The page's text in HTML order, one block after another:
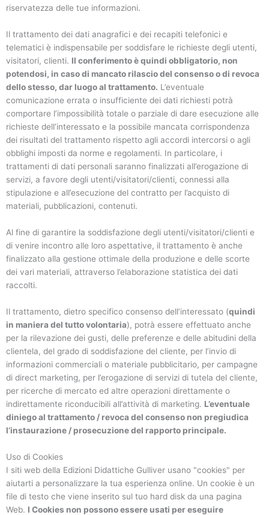
riservatezza delle tue informazioni.
Il trattamento dei dati anagrafici e dei recapiti telefonici e
telematici è indispensabile per soddisfare le richieste degli utenti,
visitatori, clienti. Il conferimento è quindi obbligatorio, non
potendosi, in caso di mancato rilascio del consenso o di revoca
dello stesso, dar luogo al trattamento. L’eventuale
comunicazione errata o insufficiente dei dati richiesti potrà
comportare l’impossibilità totale o parziale di dare esecuzione alle
richieste dell’interessato e la possibile mancata corrispondenza
dei risultati del trattamento rispetto agli accordi intercorsi o agli
obblighi imposti da norme e regolamenti. In particolare, i
trattamenti di dati personali saranno finalizzati all’erogazione di
servizi, a favore degli utenti/visitatori/clienti, connessi alla
stipulazione e all’esecuzione del contratto per l’acquisto di
materiali, pubblicazioni, contenuti.
Al fine di garantire la soddisfazione degli utenti/visitatori/clienti e
di venire incontro alle loro aspettative, il trattamento è anche
finalizzato alla gestione ottimale della produzione e delle scorte
dei vari materiali, attraverso l’elaborazione statistica dei dati
raccolti.
Il trattamento, dietro specifico consenso dell’interessato (quindi
in maniera del tutto volontaria), potrà essere effettuato anche
per la rilevazione dei gusti, delle preferenze e delle abitudini della
clientela, del grado di soddisfazione del cliente, per l’invio di
informazioni commerciali o materiale pubblicitario, per campagne
di direct marketing, per l’erogazione di servizi di tutela del cliente,
per ricerche di mercato ed altre operazioni direttamente o
indirettamente riconducibili all’attività di marketing. L’eventuale
diniego al trattamento / revoca del consenso non pregiudica
l’instaurazione / prosecuzione del rapporto principale.
Uso di Cookies
I siti web della Edizioni Didattiche Gulliver usano "cookies" per
aiutarti a personalizzare la tua esperienza online. Un cookie è un
file di testo che viene inserito sul tuo hard disk da una pagina
Web. I Cookies non possono essere usati per eseguire